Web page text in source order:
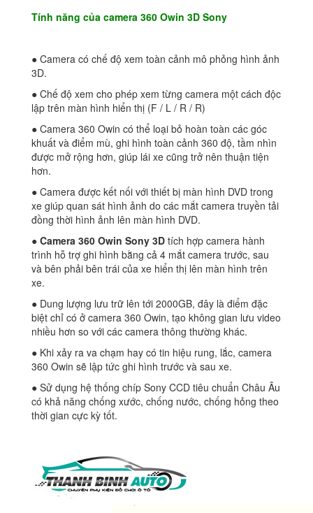
Tính năng của camera 360 Owin 3D Sony
● Camera có chế độ xem toàn cảnh mô phỏng hình ảnh
3D.
● Chế độ xem cho phép xem từng camera một cách độc
lập trên màn hình hiển thị (F / L / R / R)
● Camera 360 Owin có thể loại bỏ hoàn toàn các góc
khuất và điểm mù, ghi hình toàn cảnh 360 độ, tầm nhìn
được mở rộng hơn, giúp lái xe cũng trở nên thuận tiện
hơn.
● Camera được kết nối với thiết bị màn hình DVD trong
xe giúp quan sát hình ảnh do các mắt camera truyền tải
đồng thời hình ảnh lên màn hình DVD.
● Camera 360 Owin Sony 3D tích hợp camera hành
trình hỗ trợ ghi hình bằng cả 4 mắt camera trước, sau
và bên phải bên trái của xe hiển thị lên màn hình trên
xe.
● Dung lượng lưu trữ lên tới 2000GB, đây là điểm đặc
biệt chỉ có ở camera 360 Owin, tạo không gian lưu video
nhiều hơn so với các camera thông thường khác.
● Khi xảy ra va chạm hay có tin hiệu rung, lắc, camera
360 Owin sẽ lập tức ghi hình trước và sau xe.
● Sử dụng hệ thống chíp Sony CCD tiêu chuẩn Châu Âu
có khả năng chống xước, chống nước, chống hỏng theo
thời gian cực kỳ tốt.